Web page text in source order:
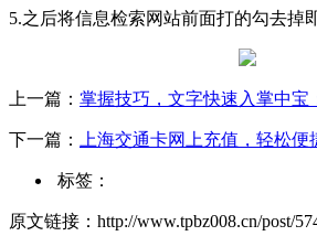
5.之后将信息检索网站前面打的勾去掉
上一篇： 掌握技巧，文字快速入掌中宝
下一篇： 上海交通卡网上充值，轻松便
标签：
原文链接：http://www.tpbz008.cn/post/